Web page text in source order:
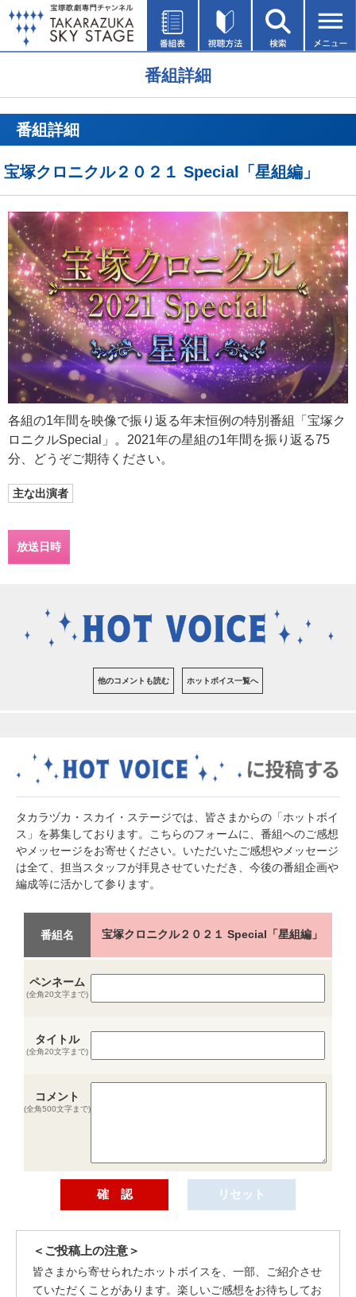
番組詳細
番組詳細
宝塚クロニクル２０２１ Special「星組編」
各組の1年間を映像で振り返る年末恒例の特別番組「宝塚ク
ロニクルSpecial」。2021年の星組の1年間を振り返る75
分、どうぞご期待ください。
主な出演者
放送日時
他のコメントも読む ホットボイス一覧へ
タカラヅカ・スカイ・ステージでは、皆さまからの「ホットボイ
ス」を募集しております。こちらのフォームに、番組へのご感想
やメッセージをお寄せください。いただいたご感想やメッセージ
は全て、担当スタッフが拝見させていただき、今後の番組企画や
編成等に活かして参ります。
番組名 宝塚クロニクル２０２１ Special「星組編」
ペンネーム
(全角20文字まで)
タイトル
(全角20文字まで)
コメント
(全角500文字まで)
＜ご投稿上の注意＞
皆さまから寄せられたホットボイスを、一部、ご紹介させ
ていただくことがあります。楽しいご感想をお待ちしてお